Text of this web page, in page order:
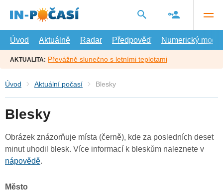
hlavní
Úvod
Aktuálně Radar Předpověď Numerický model
AKTUALITA: Převážně slunečno s letními teplotami
Úvod Aktuální počasí Blesky
Blesky
Obrázek znázorňuje místa (černě), kde za posledních deset
minut uhodil blesk. Více informací k bleskům naleznete v
nápovědě.
Město